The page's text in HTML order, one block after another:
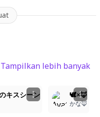
Tampilkan lebih banyak
キスシーン
🕊️×🦊
かな🦊